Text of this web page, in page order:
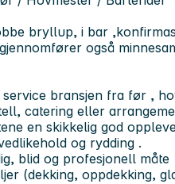
bryllup, i bar
også
bransjen fra før ,
catering eller
en skikkelig god
og rydding .
blid og profesjonell måte
(dekking, oppdekking,